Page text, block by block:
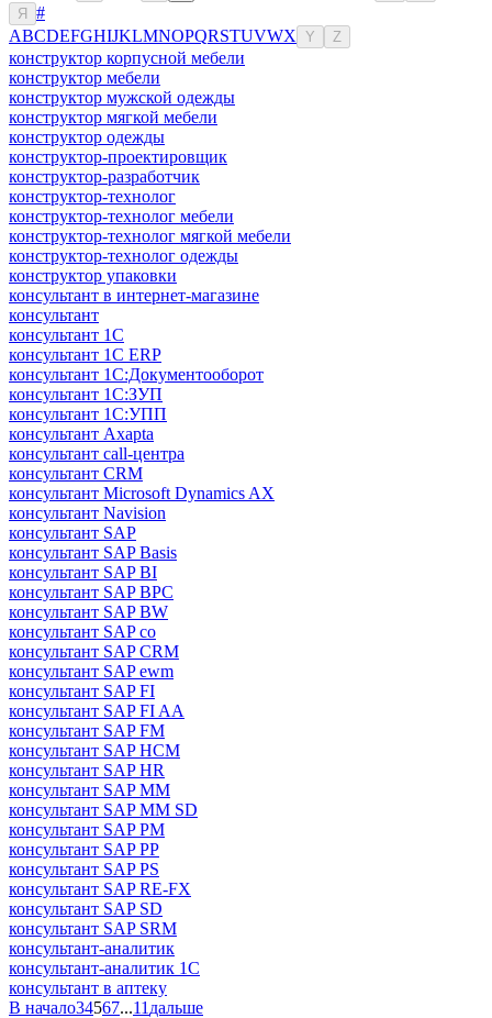
Я
#
ABCDEFGHIJKLMNOPQRSTUVWX Y Z
конструктор корпусной мебели
конструктор мебели
конструктор мужской одежды
конструктор мягкой мебели
конструктор одежды
конструктор-проектировщик
конструктор-разработчик
конструктор-технолог
конструктор-технолог мебели
конструктор-технолог мягкой мебели
конструктор-технолог одежды
конструктор упаковки
консультaнт в интернет-мaгазине
консультант
консультант 1С
консультант 1С ERP
консультант 1С:Документооборот
консультант 1С:ЗУП
консультант 1С:УПП
консультант Axapta
консультант call-центра
консультант CRM
консультант Microsoft Dynamics AX
консультант Navision
консультант SAP
консультант SAP Basis
консультант SAP BI
консультант SAP BPC
консультант SAP BW
консультант SAP co
консультант SAP CRM
консультант SAP ewm
консультант SAP FI
консультант SAP FI AA
консультант SAP FM
консультант SAP HCM
консультант SAP HR
консультант SAP MM
консультант SAP MM SD
консультант SAP PM
консультант SAP PP
консультант SAP PS
консультант SAP RE-FX
консультант SAP SD
консультант SAP SRM
консультант-аналитик
консультант-аналитик 1С
консультант в аптеку
В начало34567...11 дальше